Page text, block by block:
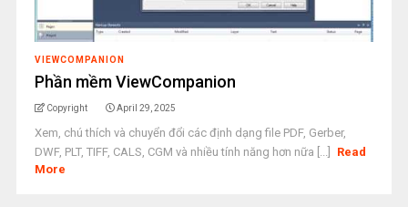
VIEWCOMPANION
Phần mềm ViewCompanion
Copyright April 29, 2025
Xem, chú thích và chuyển đổi các định dạng file PDF, Gerber,
DWF, PLT, TIFF, CALS, CGM và nhiều tính năng hơn nữa [...]
Read
More